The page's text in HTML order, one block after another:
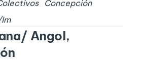
Concepción
m
Angol,